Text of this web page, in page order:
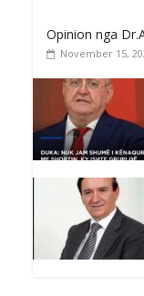
Opinion nga
November 15,